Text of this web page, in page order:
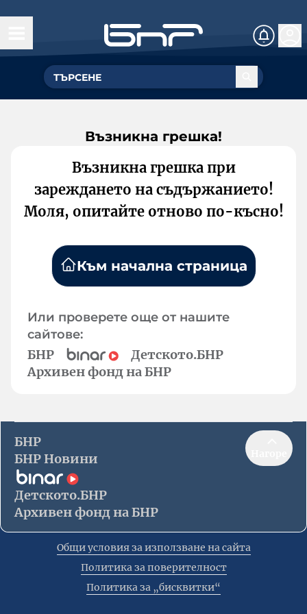
Възникна грешка!
Възникна грешка при
зареждането на съдържанието!
Моля, опитайте отново по-късно!
Към начална страница
Или проверете още от нашите
сайтове:
БНР
Детското.БНР
Архивен фонд на БНР
БНР
БНР Новини
Детското.БНР
Архивен фонд на БНР
Общи условия за използване на сайта
Политика за поверителност
Политика за „бисквитки“